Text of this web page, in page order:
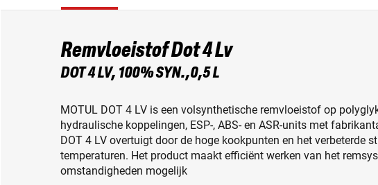
Remvloeistof Dot 4 Lv
DOT 4 LV, 100% SYN.,0,5 L
MOTUL DOT 4 LV is een volsynthetische remvloeistof op
hydraulische koppelingen, ESP-, ABS- en ASR-units met
DOT 4 LV overtuigt door de hoge kookpunten en het verbeterde
temperaturen. Het product maakt efficiënt werken van het
omstandigheden mogelijk